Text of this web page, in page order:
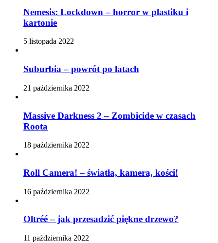
Nemesis: Lockdown – horror w plastiku i
kartonie
5 listopada 2022
Suburbia – powrót po latach
21 października 2022
Massive Darkness 2 – Zombicide w czasach
Roota
18 października 2022
Roll Camera! – światła, kamera, kości!
16 października 2022
Oltréé – jak przesadzić piękne drzewo?
11 października 2022